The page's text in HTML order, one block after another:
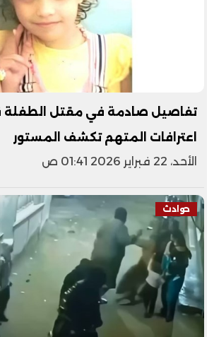
تفاصيل صادمة في مقتل الطفلة
اعترافات المتهم تكشف المستور
الأحد، 22 فبراير 2026 01:41 ص
حوادث